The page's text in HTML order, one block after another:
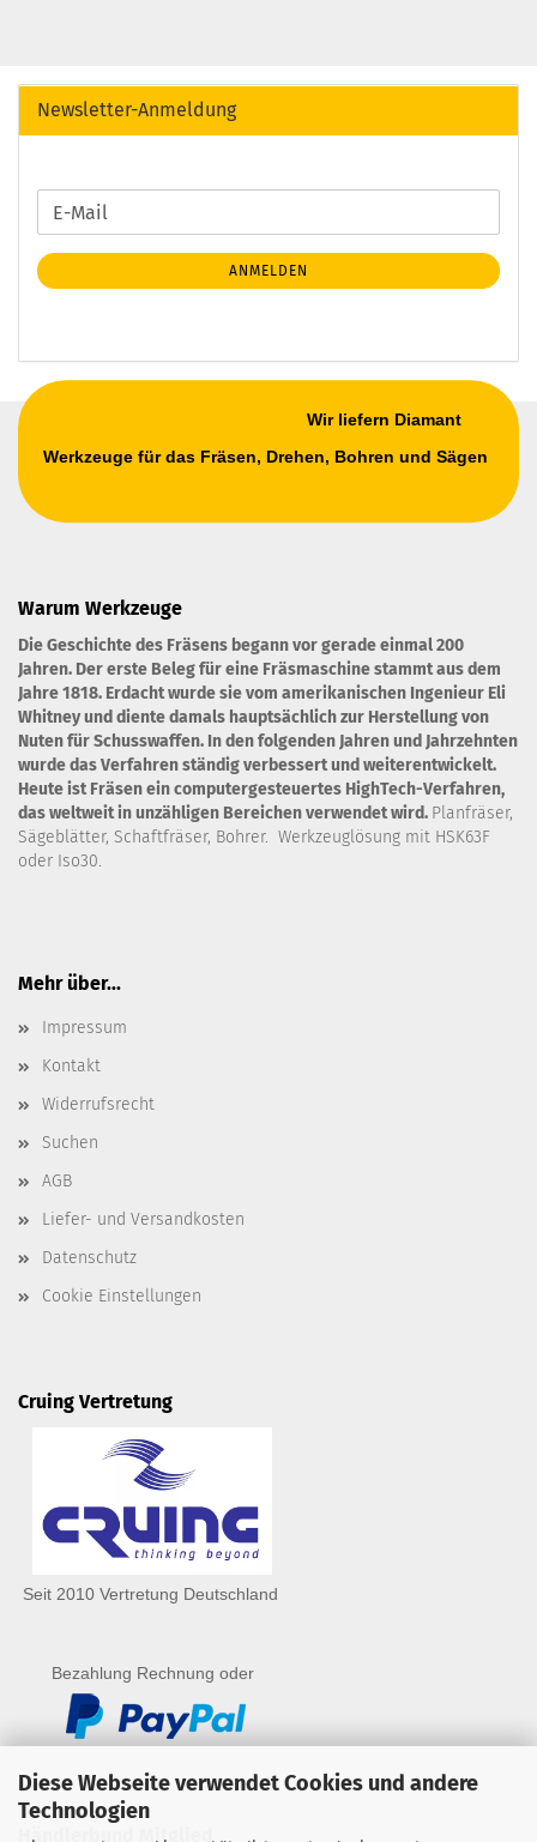
Diese Webseite verwendet Cookies und andere
Technologien
Newsletter-Anmeldung
WEITER
ZUR
NEWSLETTER-
ANMELDUNG
E-
Mail
ANMELDEN
Wir liefern Diamant
Werkzeuge für das Fräsen, Drehen, Bohren und Sägen
Warum Werkzeuge
Die Geschichte des Fräsens begann vor gerade einmal 200
Jahren. Der erste Beleg für eine Fräsmaschine stammt aus dem
Jahre 1818. Erdacht wurde sie vom amerikanischen Ingenieur Eli
Whitney und diente damals hauptsächlich zur Herstellung von
Nuten für Schusswaffen. In den folgenden Jahren und Jahrzehnten
wurde das Verfahren ständig verbessert und weiterentwickelt.
Heute ist Fräsen ein computergesteuertes HighTech-Verfahren,
das weltweit in unzähligen Bereichen verwendet wird. Planfräser,
Sägeblätter, Schaftfräser, Bohrer. Werkzeuglösung mit HSK63F
oder Iso30.
Mehr über...
Impressum
Kontakt
Widerrufsrecht
Suchen
AGB
Liefer- und Versandkosten
Datenschutz
Cookie Einstellungen
Cruing Vertretung
Seit 2010 Vertretung Deutschland
Bezahlung Rechnung oder
Händlerbund Mitglied